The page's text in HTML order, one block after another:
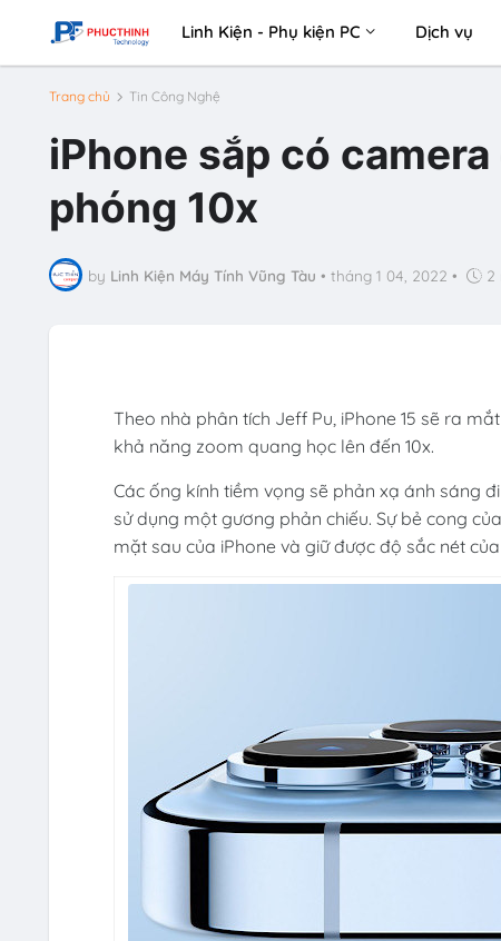
Linh Kiện - Phụ kiện PC Dịch vụ
Trang chủ Tin Công Nghệ
iPhone sắp có
phóng 10x
by Linh Kiện Máy Tính Vũng Tàu • tháng 1 04, 2022 • 2
Theo nhà phân tích Jeff Pu, iPhone 15 sẽ ra
khả năng zoom quang học lên đến 10x.
Các ống kính tiềm vọng sẽ phản xạ ánh sáng
sử dụng một gương phản chiếu. Sự bẻ cong
mặt sau của iPhone và giữ được độ sắc nét